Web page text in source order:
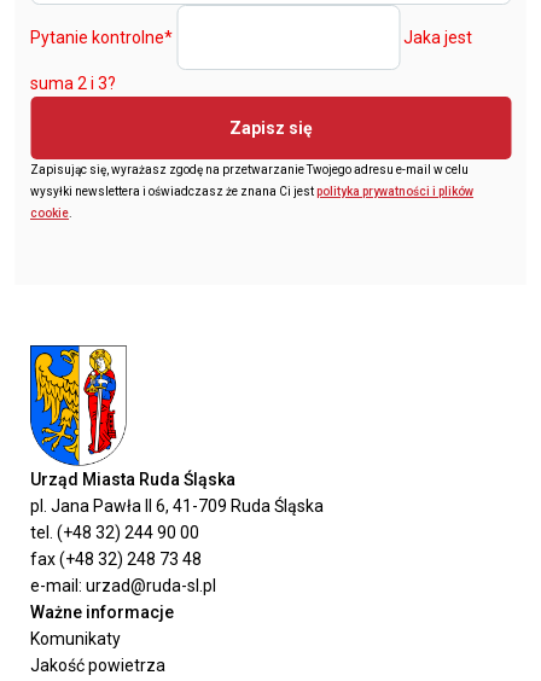
Pytanie kontrolne* Jaka jest
suma 2 i 3?
Zapisz się
Zapisując się, wyrażasz zgodę na przetwarzanie Twojego adresu e-mail w celu
wysyłki newslettera i oświadczasz że znana Ci jestpolityka prywatności i plików
cookie.
Urząd Miasta Ruda Śląska
pl. Jana Pawła II 6, 41-709 Ruda Śląska
tel. (+48 32) 244 90 00
fax (+48 32) 248 73 48
e-mail: urzad@ruda-sl.pl
Ważne informacje
Komunikaty
Jakość powietrza